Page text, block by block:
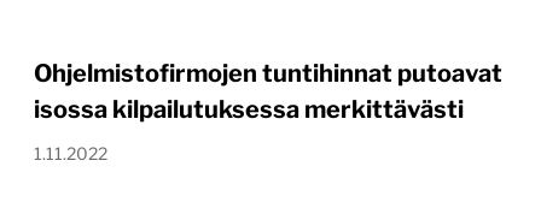
Ohjelmistofirmojen tuntihinnat putoavat
isossa kilpailutuksessa merkittävästi
1.11.2022